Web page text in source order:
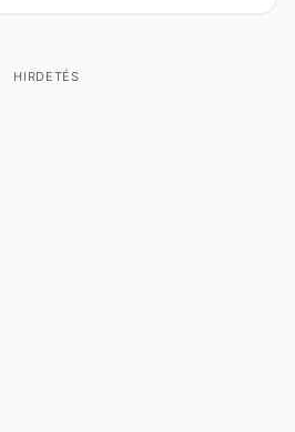
HIRDETÉS